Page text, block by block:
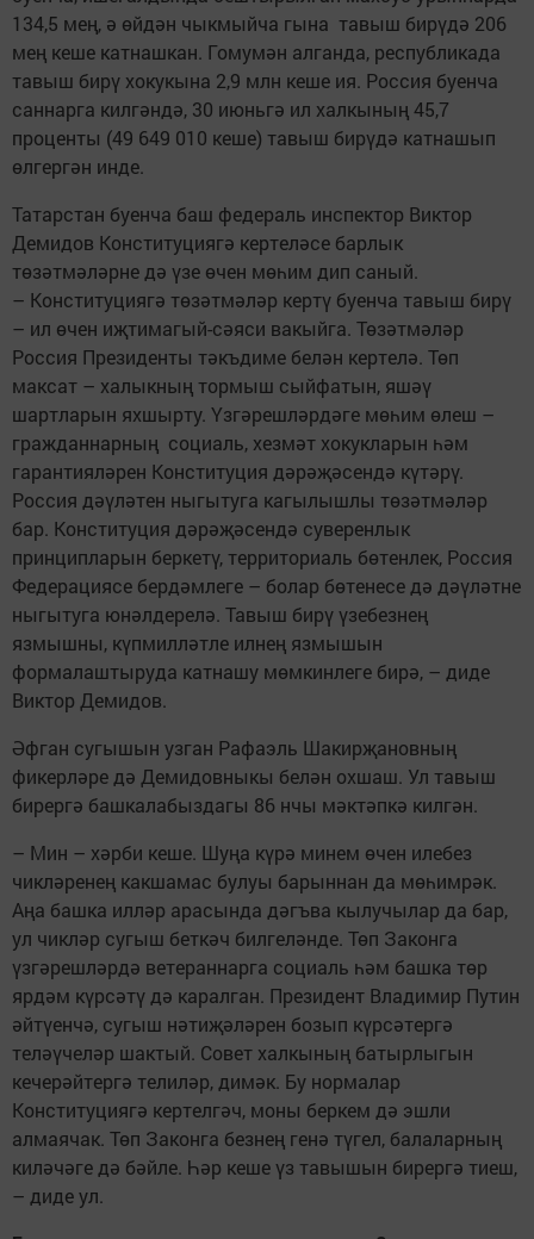
134,5 мең, ә өйдән чыкмыйча гына тавыш бирүдә 206
мең кеше катнашкан. Гомумән алганда, республикада
тавыш бирү хокукына 2,9 млн кеше ия. Россия буенча
саннарга килгәндә, 30 июньгә ил халкының 45,7
проценты (49 649 010 кеше) тавыш бирүдә катнашып
өлгергән инде.
Татарстан буенча баш федераль инспектор Виктор
Демидов Конституциягә кертеләсе барлык
төзәтмәләрне дә үзе өчен мөһим дип саный.
– Конституциягә төзәтмәләр кертү буенча тавыш бирү
– ил өчен иҗтимагый-сәяси вакыйга. Төзәтмәләр
Россия Президенты тәкъдиме белән кертелә. Төп
максат – халыкның тормыш сыйфатын, яшәү
шартларын яхшырту. Үзгәрешләрдәге мөһим өлеш –
гражданнарның социаль, хезмәт хокукларын һәм
гарантияләрен Конституция дәрәҗәсендә күтәрү.
Россия дәүләтен ныгытуга кагылышлы төзәтмәләр
бар. Конституция дәрәҗәсендә суверенлык
принципларын беркетү, территориаль бөтенлек, Россия
Федерациясе бердәмлеге – болар бөтенесе дә дәүләтне
ныгытуга юнәлдерелә. Тавыш бирү үзебезнең
язмышны, күпмилләтле илнең язмышын
формалаштыруда катнашу мөмкинлеге бирә, – диде
Виктор Демидов.
Әфган сугышын узган Рафаэль Шакирҗановның
фикерләре дә Демидовныкы белән охшаш. Ул тавыш
бирергә башкалабыздагы 86 нчы мәктәпкә килгән.
– Мин – хәрби кеше. Шуңа күрә минем өчен илебез
чикләренең какшамас булуы барыннан да мөһимрәк.
Аңа башка илләр арасында дәгъва кылучылар да бар,
ул чикләр сугыш беткәч билгеләнде. Төп Законга
үзгәрешләрдә ветераннарга социаль һәм башка төр
ярдәм күрсәтү дә каралган. Президент Владимир Путин
әйтүенчә, сугыш нәтиҗәләрен бозып күрсәтергә
теләүчеләр шактый. Совет халкының батырлыгын
кечерәйтергә телиләр, димәк. Бу нормалар
Конституциягә кертелгәч, моны беркем дә эшли
алмаячак. Төп Законга безнең генә түгел, балаларның
киләчәге дә бәйле. Һәр кеше үз тавышын бирергә тиеш,
– диде ул.